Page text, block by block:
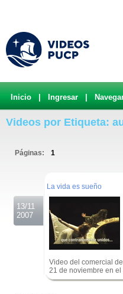
Inicio Ingresar
Videos por Etiqueta:
Páginas: 1
13/11
2007
La vida es sueño
Video del comercial
21 de noviembre en